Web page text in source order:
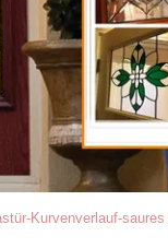
Kurvenverlauf-